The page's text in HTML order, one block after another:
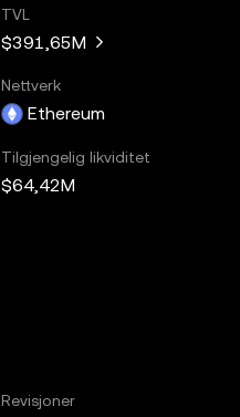
TVL
$391,65M
Nettverk
Ethereum
Tilgjengelig likviditet
$64,42M
Revisjoner